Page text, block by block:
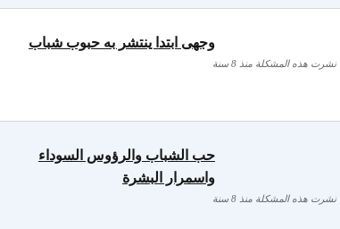
وجهى ابتدا ينتشر به حبوب شباب
نشرت هذه المشكلة منذ 8 سنة
حب الشباب والرؤوس السوداء
واسمرار البشرة
نشرت هذه المشكلة منذ 8 سنة